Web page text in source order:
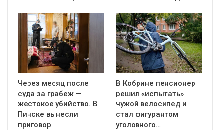
Через месяц после
суда за грабеж —
жестокое убийство. В
Пинске вынесли
приговор
В Кобрине пенсионер
решил «испытать»
чужой велосипед и
стал фигурантом
уголовного…